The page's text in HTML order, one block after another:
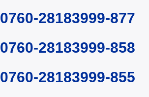
0760-28183999-877
0760-28183999-858
0760-28183999-855